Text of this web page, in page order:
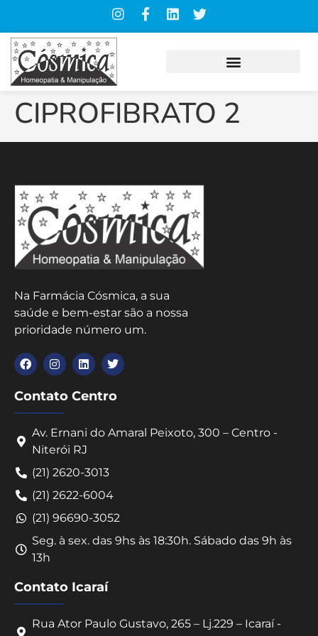
CIPROFIBRATO 2
Na Farmácia Cósmica, a sua
saúde e bem-estar são a nossa
prioridade número um.
Contato Centro
Av. Ernani do Amaral Peixoto, 300 – Centro -
Niterói RJ
(21) 2620-3013
(21) 2622-6004
(21) 96690-3052
Seg. à sex. das 9hs às 18:30h. Sábado das 9h às
13h
Contato Icaraí
Rua Ator Paulo Gustavo, 265 – Lj.229 – Icaraí -